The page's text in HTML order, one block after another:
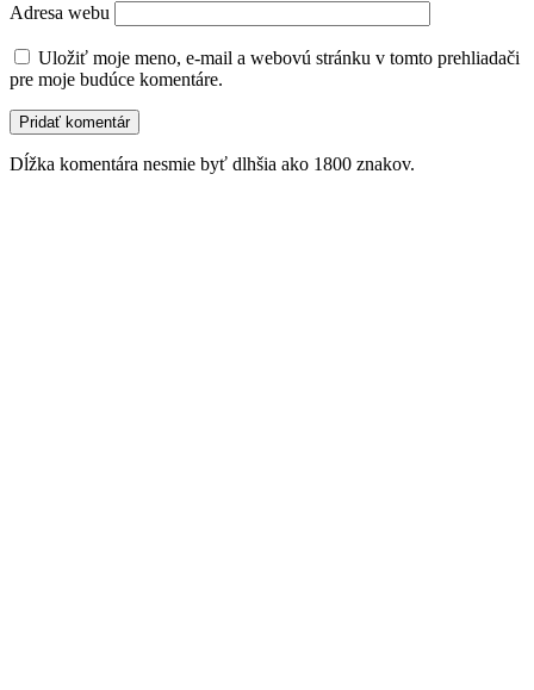
Adresa webu
Uložiť moje meno, e-mail a webovú stránku v tomto prehliadači
pre moje budúce komentáre.
Dĺžka komentára nesmie byť dlhšia ako 1800 znakov.